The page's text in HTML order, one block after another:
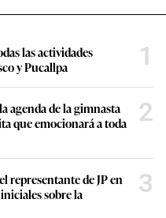
las actividades
y Pucallpa
1
agenda de la gimnasta
que emocionará a toda
2
representante de JP en
sobre la
3